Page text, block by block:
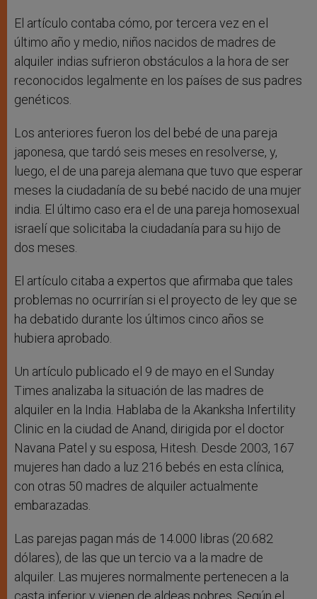
El artículo contaba cómo, por tercera vez en el
último año y medio, niños nacidos de madres de
alquiler indias sufrieron obstáculos a la hora de ser
reconocidos legalmente en los países de sus padres
genéticos.
Los anteriores fueron los del bebé de una pareja
japonesa, que tardó seis meses en resolverse, y,
luego, el de una pareja alemana que tuvo que esperar
meses la ciudadanía de su bebé nacido de una mujer
india. El último caso era el de una pareja homosexual
israelí que solicitaba la ciudadanía para su hijo de
dos meses.
El artículo citaba a expertos que afirmaba que tales
problemas no ocurrirían si el proyecto de ley que se
ha debatido durante los últimos cinco años se
hubiera aprobado.
Un artículo publicado el 9 de mayo en el Sunday
Times analizaba la situación de las madres de
alquiler en la India. Hablaba de la Akanksha Infertility
Clinic en la ciudad de Anand, dirigida por el doctor
Navana Patel y su esposa, Hitesh. Desde 2003, 167
mujeres han dado a luz 216 bebés en esta clínica,
con otras 50 madres de alquiler actualmente
embarazadas.
Las parejas pagan más de 14.000 libras (20.682
dólares), de las que un tercio va a la madre de
alquiler. Las mujeres normalmente pertenecen a la
casta inferior y vienen de aldeas pobres. Según el